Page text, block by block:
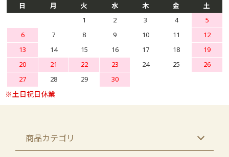
日
月 火 水 木 金
土
1
2 3 4
5
6
7 8 9 10 11
12
13
14 15 16 17 18
19
20
21 22 23 24 25
26
27
28 29 30
商品カテゴリ